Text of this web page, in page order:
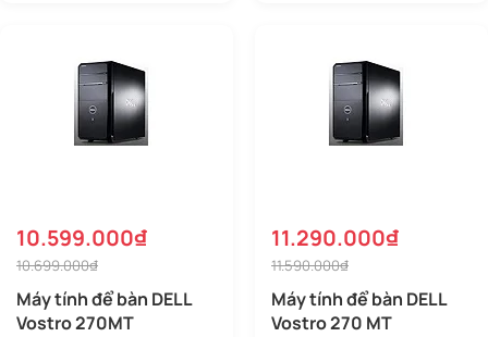
10.599.000₫
10.699.000₫
Máy tính để bàn DELL
Vostro 270MT
11.290.000₫
11.590.000₫
Máy tính để bàn DELL
Vostro 270 MT